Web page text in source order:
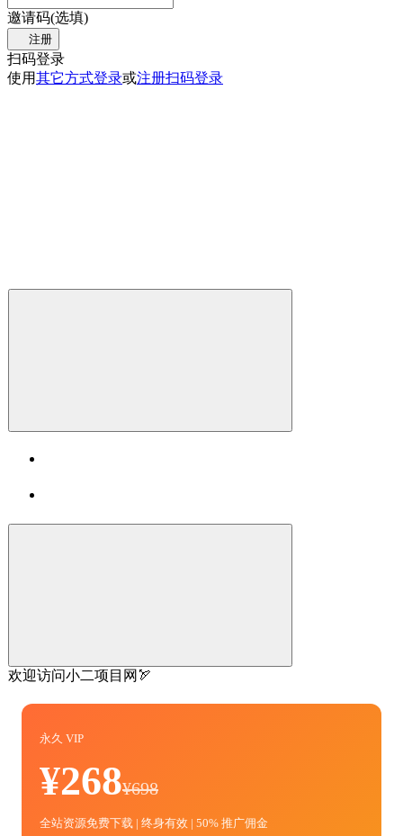
邀请码(选填)
注册
扫码登录
使用其它方式登录或注册扫码登录
欢迎访问小二项目网🏹
永久 VIP
¥268¥698
全站资源免费下载 | 终身有效 | 50% 推广佣金